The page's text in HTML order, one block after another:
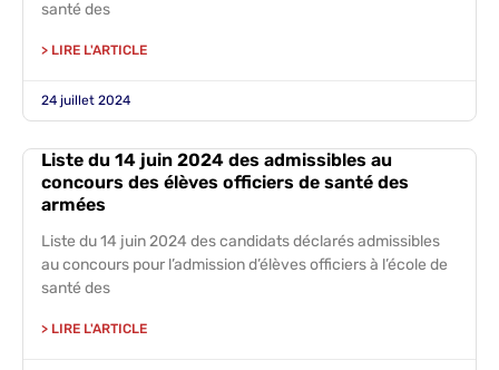
santé des
> LIRE L'ARTICLE
24 juillet 2024
Liste du 14 juin 2024 des admissibles au
concours des élèves officiers de santé des
armées
Liste du 14 juin 2024 des candidats déclarés admissibles
au concours pour l’admission d’élèves officiers à l’école de
santé des
> LIRE L'ARTICLE